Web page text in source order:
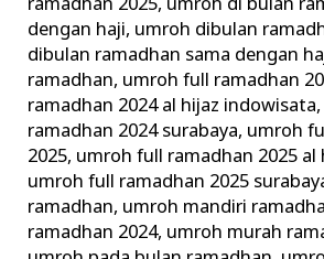
ramadhan 2025, umroh di bulan
dengan haji, umroh dibulan
dibulan ramadhan sama dengan
ramadhan, umroh full ramadhan
ramadhan 2024 al hijaz indowisata,
ramadhan 2024 surabaya, umroh
2025, umroh full ramadhan 2025 al
umroh full ramadhan 2025
ramadhan, umroh mandiri
ramadhan 2024, umroh murah